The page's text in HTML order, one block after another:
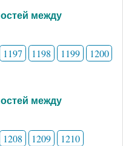
между
1197 1198 1199
1200
между
1208 1209 1210